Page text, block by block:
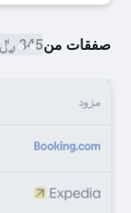
صفقات من345 ﷼
مزود